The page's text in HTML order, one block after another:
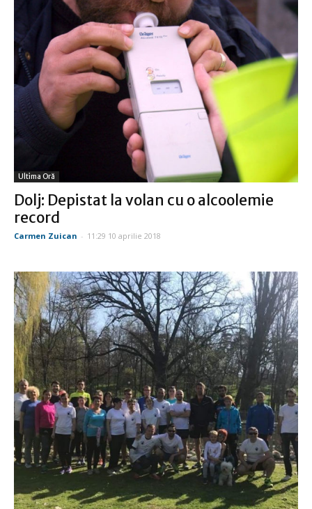
Ultima Oră
Dolj: Depistat la volan cu o alcoolemie
record
Carmen Zuican - 11:29 10 aprilie 2018